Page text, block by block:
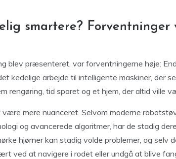
smartere? Forventninger
blev præsenteret, var forventningerne høje:
kedelige arbejde til intelligente maskiner, der
rengøring, tid sparet og et hjem, der altid ville
mere nuanceret. Selvom moderne
og avancerede algoritmer, har de stadig
hjørner kan stadig volde problemer, og selv
ved at navigere i rodet eller undgå at blive